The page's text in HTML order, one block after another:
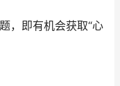
，即有机会获取“心